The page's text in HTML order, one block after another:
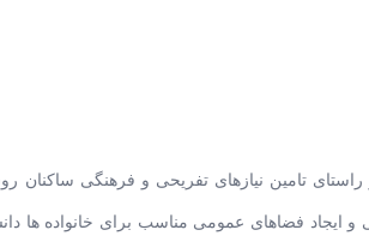
تامین نیازهای تفریحی و فرهنگی ساکنان
فضاهای عمومی مناسب برای خانواده ها